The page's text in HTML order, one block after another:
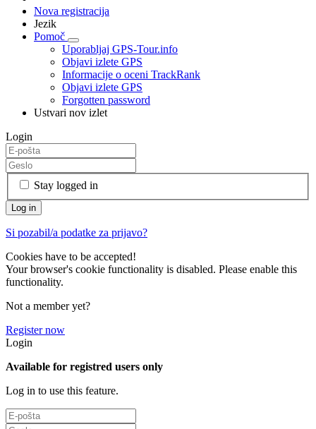
Nova registracija
Jezik
Pomoč
Uporabljaj GPS-Tour.info
Objavi izlete GPS
Informacije o oceni TrackRank
Objavi izlete GPS
Forgotten password
Ustvari nov izlet
Login
Stay logged in
Si pozabil/a podatke za prijavo?
Cookies have to be accepted!
Your browser's cookie functionality is disabled. Please enable this
functionality.
Not a member yet?
Register now
Login
Available for registred users only
Log in to use this feature.